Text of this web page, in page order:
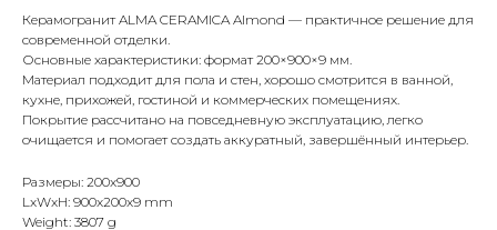
Керамогранит ALMA CERAMICA Almond — практичное решение для
современной отделки.
Основные характеристики: формат 200×900×9 мм.
Материал подходит для пола и стен, хорошо смотрится в ванной,
кухне, прихожей, гостиной и коммерческих помещениях.
Покрытие рассчитано на повседневную эксплуатацию, легко
очищается и помогает создать аккуратный, завершённый интерьер.
Размеры: 200x900
LxWxH: 900x200x9 mm
Weight: 3807 g